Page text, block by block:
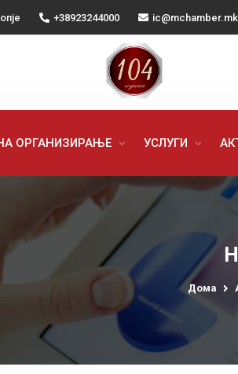
+38923244000 ic@mchamber.mk
ОРГАНИЗИРАЊЕ УСЛУГИ
Дома